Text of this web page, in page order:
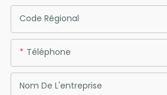
Code Régional
Téléphone
Nom De L'entreprise